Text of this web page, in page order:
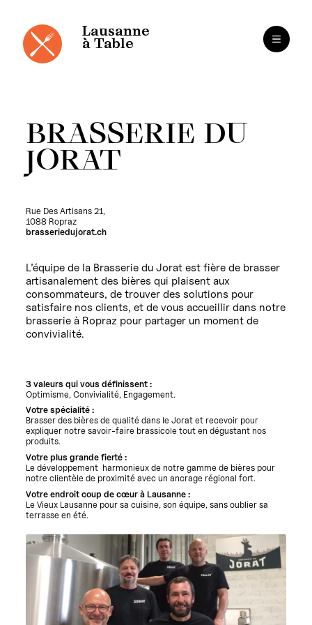
contenu
Lausanne
à Table
BRASSERIE DU
JORAT
Rue Des Artisans 21,
1088 Ropraz
brasseriedujorat.ch
L’équipe de la Brasserie du Jorat est fière de brasser
artisanalement des bières qui plaisent aux
consommateurs, de trouver des solutions pour
satisfaire nos clients, et de vous accueillir dans notre
brasserie à Ropraz pour partager un moment de
convivialité.
3 valeurs qui vous définissent :
Optimisme, Convivialité, Engagement.
Votre spécialité :
Brasser des bières de qualité dans le Jorat et recevoir pour
expliquer notre savoir-faire brassicole tout en dégustant nos
produits.
Votre plus grande fierté :
Le développement harmonieux de notre gamme de bières pour
notre clientèle de proximité avec un ancrage régional fort.
Votre endroit coup de cœur à Lausanne :
Le Vieux Lausanne pour sa cuisine, son équipe, sans oublier sa
terrasse en été.